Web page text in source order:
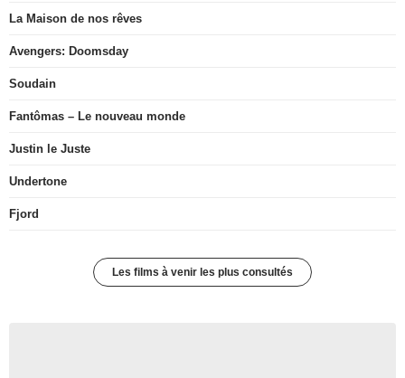
La Maison de nos rêves
Avengers: Doomsday
Soudain
Fantômas – Le nouveau monde
Justin le Juste
Undertone
Fjord
Les films à venir les plus consultés